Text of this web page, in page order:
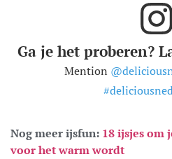
Ga je het proberen?
Mention
Nog meer ijsfun: 18 ijsjes om
voor het warm wordt